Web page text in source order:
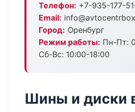
Телефон: +7-935-177-
Email:
Город: Оренбург
Режим работы: Пн-Пт:
Сб-Вс: 10:00-18:00
Шины и диски